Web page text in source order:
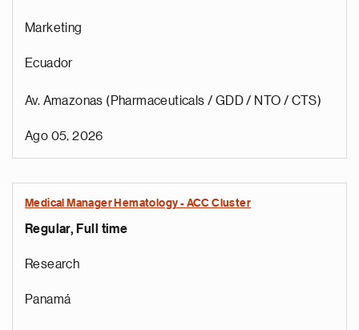
Marketing
Ecuador
Av. Amazonas (Pharmaceuticals / GDD / NTO / CTS)
Ago 05, 2026
Medical Manager Hematology - ACC Cluster
Regular, Full time
Research
Panamá